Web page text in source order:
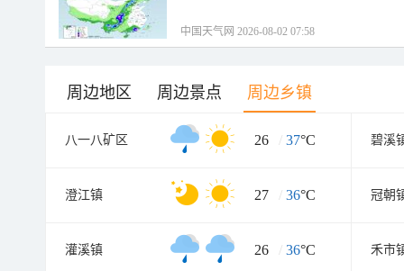
中国天气网 2026-08-02 07:58
周边地区 周边景点 周边乡镇
八一八矿区 26 / 37°C 碧溪
澄江镇 27 / 36°C 冠朝
灌溪镇 26 / 36°C 禾市